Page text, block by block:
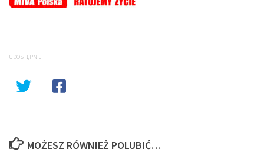
UDOSTĘPNIJ
MOŻESZ RÓWNIEŻ POLUBIĆ…